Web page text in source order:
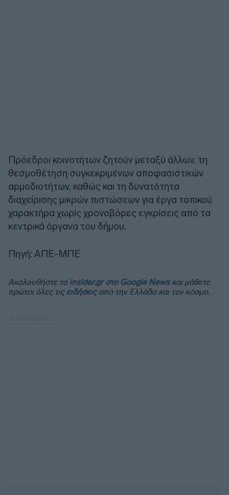
Πρόεδροι κοινοτήτων ζητούν μεταξύ άλλων, τη
θεσμοθέτηση συγκεκριμένων αποφασιστικών
αρμοδιοτήτων, καθώς και τη δυνατότητα
διαχείρισης μικρών πιστώσεων για έργα τοπικού
χαρακτήρα χωρίς χρονοβόρες εγκρίσεις από τα
κεντρικά όργανα του δήμου.
Πηγή: ΑΠΕ-ΜΠΕ
Ακολουθήστε το insider.gr στο Google Newsκαι μάθετε
πρώτοι όλες τις ειδήσειςαπό την Ελλάδα και τον κόσμο.